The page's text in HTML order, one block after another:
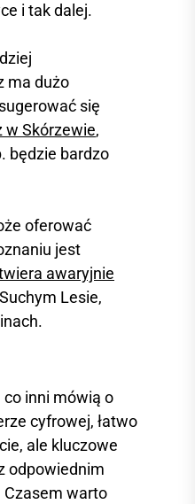
i tak dalej.
ma dużo
się
w Skórzewie,
będzie bardzo
oferować
jest
awaryjnie
Lesie,
inni mówią o
cyfrowej, łatwo
ale kluczowe
odpowiednim
warto